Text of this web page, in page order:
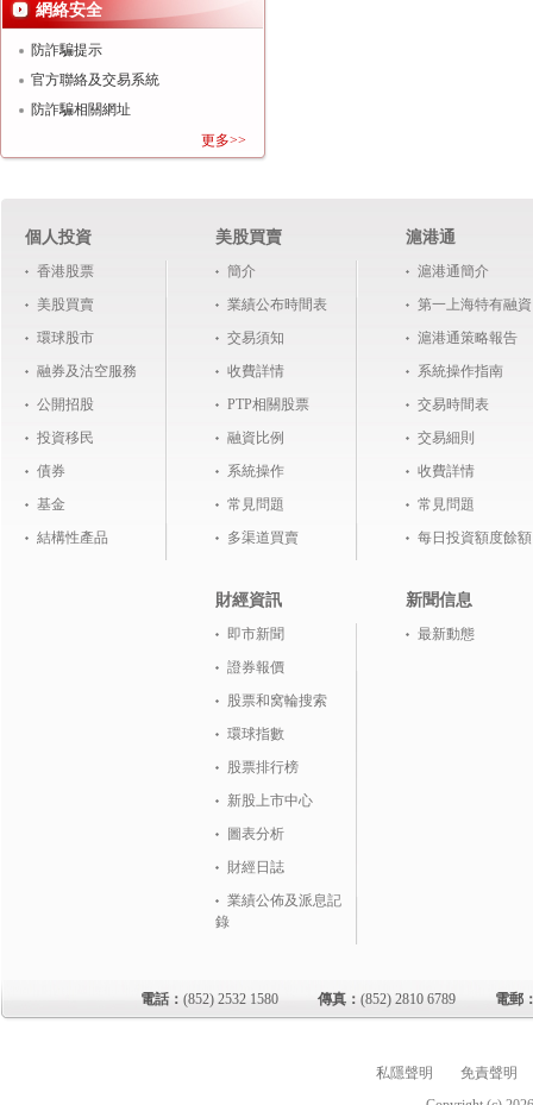
網絡安全
防詐騙提示
官方聯絡及交易系統
防詐騙相關網址
更多>>
個人投資
香港股票
美股買賣
環球股市
融券及沽空服務
公開招股
投資移民
債券
基金
結構性產品
美股買賣
簡介
業績公布時間表
交易須知
收費詳情
PTP相關股票
融資比例
系統操作
常見問題
多渠道買賣
財經資訊
即市新聞
證券報價
股票和窝輪搜索
環球指數
股票排行榜
新股上市中心
圖表分析
財經日誌
業績公佈及派息記
錄
滬港通
滬港通簡介
第一上海特有融資
滬港通策略報告
系統操作指南
交易時間表
交易細則
收費詳情
常見問題
每日投資額度餘額
新聞信息
最新動態
電話： (852) 2532 1580 傳真： (852) 2810 6789 電郵
私隱聲明
免責聲明